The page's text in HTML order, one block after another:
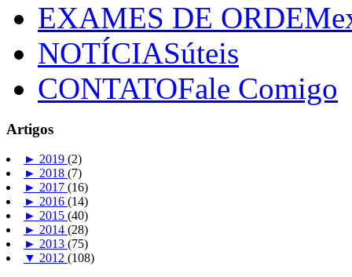
EXAMES DE ORDEM
NOTÍCIASúteis
CONTATOFale Comigo
Artigos
► 2019 (2)
► 2018 (7)
► 2017 (16)
► 2016 (14)
► 2015 (40)
► 2014 (28)
► 2013 (75)
▼ 2012 (108)